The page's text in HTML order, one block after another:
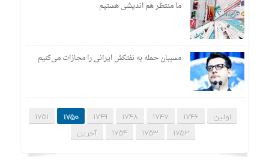
ما منتظر هم اندیشی هستیم
مسببان حمله به نفتکش ایرانی را مجازات می‌کنیم
اولین 1746
1747
1748
1749
1750
1751
1752
1753
1754 آخرین